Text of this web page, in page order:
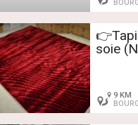
soie
9 KM